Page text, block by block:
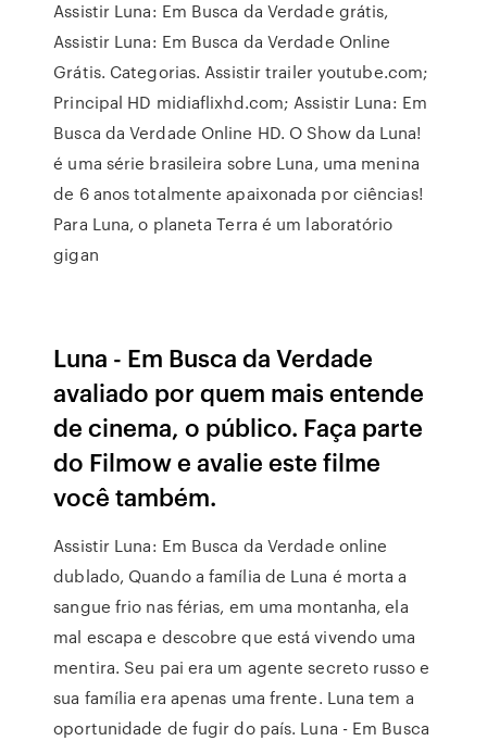
Assistir Luna: Em Busca da Verdade grátis,
Assistir Luna: Em Busca da Verdade Online
Grátis. Categorias. Assistir trailer youtube.com;
Principal HD midiaflixhd.com; Assistir Luna: Em
Busca da Verdade Online HD. O Show da Luna!
é uma série brasileira sobre Luna, uma menina
de 6 anos totalmente apaixonada por ciências!
Para Luna, o planeta Terra é um laboratório
gigan
Luna - Em Busca da Verdade
avaliado por quem mais entende
de cinema, o público. Faça parte
do Filmow e avalie este filme
você também.
Assistir Luna: Em Busca da Verdade online
dublado, Quando a família de Luna é morta a
sangue frio nas férias, em uma montanha, ela
mal escapa e descobre que está vivendo uma
mentira. Seu pai era um agente secreto russo e
sua família era apenas uma frente. Luna tem a
oportunidade de fugir do país. Luna - Em Busca